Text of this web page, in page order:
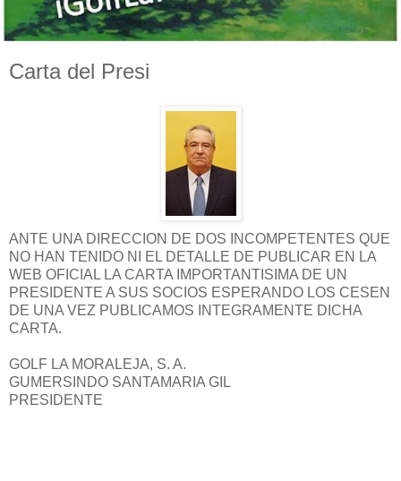
Carta del Presi
ANTE UNA DIRECCION DE DOS INCOMPETENTES QUE
NO HAN TENIDO NI EL DETALLE DE PUBLICAR EN LA
WEB OFICIAL LA CARTA IMPORTANTISIMA DE UN
PRESIDENTE A SUS SOCIOS ESPERANDO LOS CESEN
DE UNA VEZ PUBLICAMOS INTEGRAMENTE DICHA
CARTA.
GOLF LA MORALEJA, S. A.
GUMERSINDO SANTAMARIA GIL
PRESIDENTE